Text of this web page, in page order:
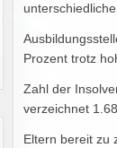
Prozent trotz
Zahl der
verzeichnet
Eltern bereit zu